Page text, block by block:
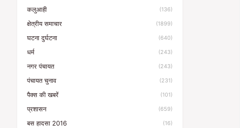
कलुआही (136)
क्षेत्रीय समाचार (1899)
घटना दुर्घटना (640)
धर्म (243)
नगर पंचायत (243)
पंचायत चुनाव (231)
पैक्स की खबरें (101)
प्रशासन (659)
बस हादसा 2016 (16)